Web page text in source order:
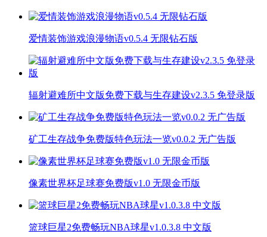
爱情装饰游戏浪漫物语v0.5.4 无限钻石版
辐射避难所中文版免费下载与生存建设v2.3.5 免登录版
矿工生存战争免费版特色玩法一览v0.0.2 无广告版
像素世界杯足球赛免费版v1.0 无限金币版
篮球巨星2免费畅玩NBA球星v1.0.3.8 中文版